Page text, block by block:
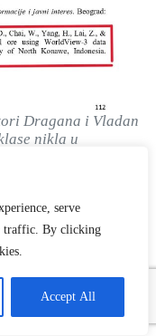
serve
traffic. By clicking
Accept All
Dragana i Vladan
nikla u
i veštačka
malu igru
ljudske
Ministarstvu
bavi makar i